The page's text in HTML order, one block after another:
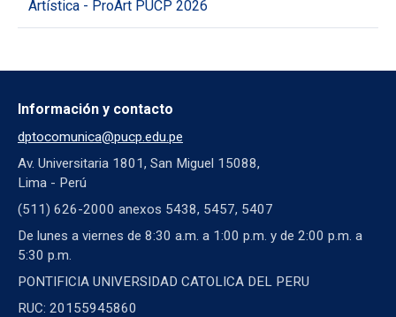
Artística - ProArt PUCP 2026
Información y contacto
dptocomunica@pucp.edu.pe
Av. Universitaria 1801, San Miguel 15088,
Lima - Perú
(511) 626-2000 anexos 5438, 5457, 5407
De lunes a viernes de 8:30 a.m. a 1:00 p.m. y de 2:00 p.m. a
5:30 p.m.
PONTIFICIA UNIVERSIDAD CATOLICA DEL PERU
RUC: 20155945860